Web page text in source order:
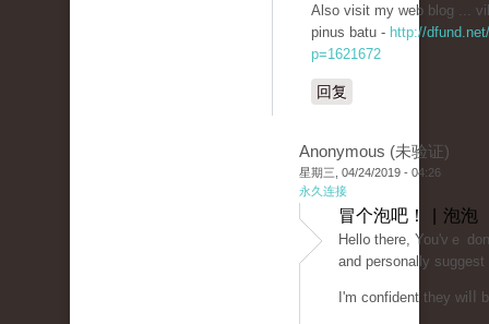
Also visit my wеb blog ...
pinus batu - http://
p=1621672
回复
Anonymous (未验证)
星期三, 04/24/2019 - 04:26
永久连接
冒个泡吧！ | 泡泡
Ηеll᧐ there, You'vｅ
and personally
I'm confident they